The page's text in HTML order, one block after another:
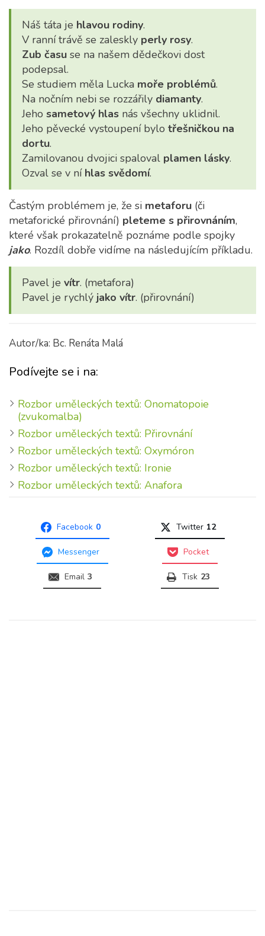
Náš táta je hlavou rodiny.
V ranní trávě se zaleskly perly rosy.
Zub času se na našem dědečkovi dost
podepsal.
Se studiem měla Lucka moře problémů.
Na nočním nebi se rozzářily diamanty.
Jeho sametový hlas nás všechny uklidnil.
Jeho pěvecké vystoupení bylo třešničkou na
dortu.
Zamilovanou dvojici spaloval plamen lásky.
Ozval se v ní hlas svědomí.
Častým problémem je, že si metaforu (či
metaforické přirovnání) pleteme s přirovnáním,
které však prokazatelně poznáme podle spojky
jako. Rozdíl dobře vidíme na následujícím příkladu.
Pavel je vítr. (metafora)
Pavel je rychlý jako vítr. (přirovnání)
Autor/ka: Bc. Renáta Malá
Podívejte se i na:
Rozbor uměleckých textů: Onomatopoie
(zvukomalba)
Rozbor uměleckých textů: Přirovnání
Rozbor uměleckých textů: Oxymóron
Rozbor uměleckých textů: Ironie
Rozbor uměleckých textů: Anafora
Facebook 0 Twitter 12
Messenger Pocket
Email 3 Tisk 23